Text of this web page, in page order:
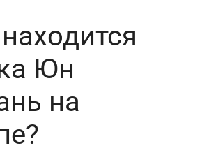
Юн
на